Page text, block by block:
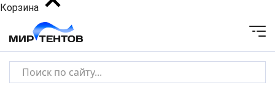
Корзина